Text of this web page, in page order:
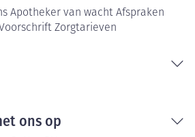
Apotheker van wacht Afspraken
Zorgtarieven
ons op